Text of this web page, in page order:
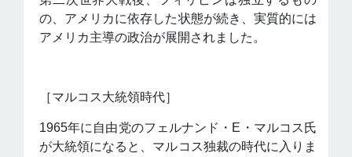
の、アメリカに依存した状態が続き、実質的には
アメリカ主導の政治が展開されました。
［マルコス大統領時代］
1965年に自由党のフェルナンド・E・マルコス氏
が大統領になると、マルコス独裁の時代に入りま